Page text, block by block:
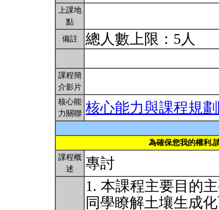
上課地
點
備註 總人數上限：5人
課程簡
介影片
核心能
力關聯 核心能力與課程規
為確保您我的權利,
課程概
述
專討
1. 本課程主要目的
同學瞭解土壤生成